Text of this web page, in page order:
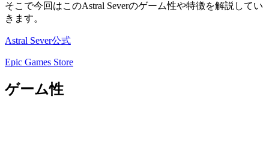
そこで今回はこのAstral Severのゲーム性や特徴を解説してい
きます。
Astral Sever公式
Epic Games Store
ゲーム性